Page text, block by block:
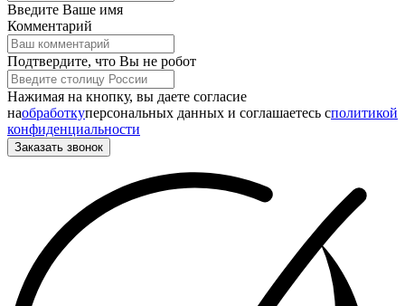
Введите Ваше имя
Комментарий
Подтвердите, что Вы не робот
Нажимая на кнопку, вы даете согласие
наобработкуперсональных данных и соглашаетесь cполитикой
конфиденциальности
Заказать звонок